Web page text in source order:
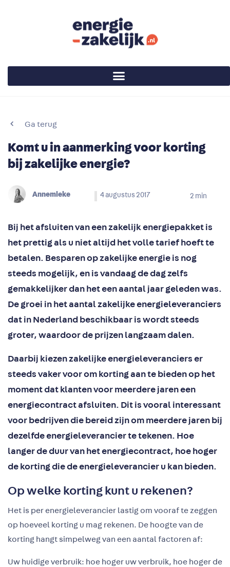
Ga terug
Komt u in aanmerking voor korting
bij zakelijke energie?
Annemieke 4 augustus 2017 2 min
Bij het afsluiten van een zakelijk energiepakket is
het prettig als u niet altijd het volle tarief hoeft te
betalen. Besparen op zakelijke energie is nog
steeds mogelijk, en is vandaag de dag zelfs
gemakkelijker dan het een aantal jaar geleden was.
De groei in het aantal zakelijke energieleveranciers
dat in Nederland beschikbaar is wordt steeds
groter, waardoor de prijzen langzaam dalen.
Daarbij kiezen zakelijke energieleveranciers er
steeds vaker voor om korting aan te bieden op het
moment dat klanten voor meerdere jaren een
energiecontract afsluiten. Dit is vooral interessant
voor bedrijven die bereid zijn om meerdere jaren bij
dezelfde energieleverancier te tekenen. Hoe
langer de duur van het energiecontract, hoe hoger
de korting die de energieleverancier u kan bieden.
Op welke korting kunt u rekenen?
Het is per energieleverancier lastig om vooraf te zeggen
op hoeveel korting u mag rekenen. De hoogte van de
korting hangt simpelweg van een aantal factoren af:
Uw huidige verbruik: hoe hoger uw verbruik, hoe hoger de